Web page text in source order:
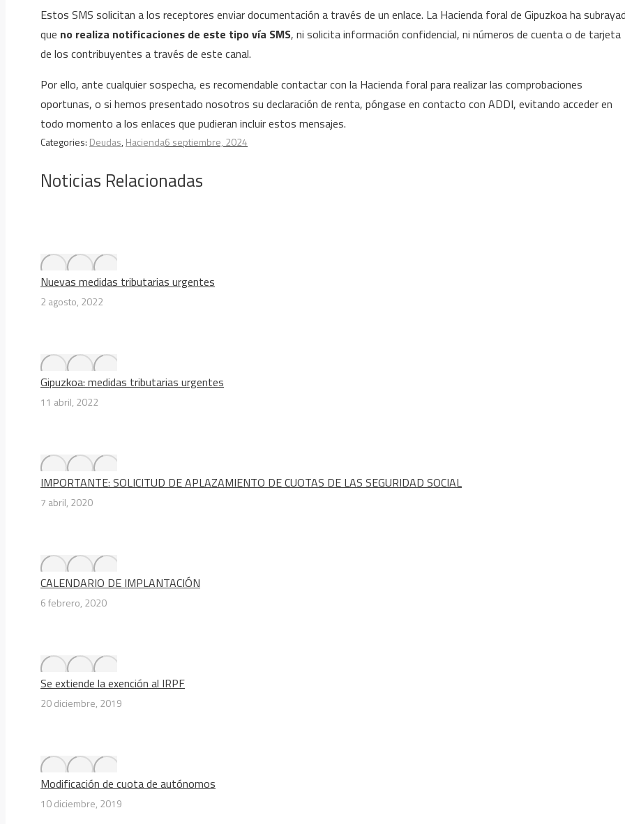
Estos SMS solicitan a los receptores enviar documentación a través de un enlace. La Hacienda foral de Gipuzkoa ha
que no realiza notificaciones de este tipo vía SMS, ni solicita información confidencial, ni números de cuenta o de tarjeta
de los contribuyentes a través de este canal.
Por ello, ante cualquier sospecha, es recomendable contactar con la Hacienda foral para realizar las comprobaciones
oportunas, o si hemos presentado nosotros su declaración de renta, póngase en contacto con ADDI, evitando acceder en
todo momento a los enlaces que pudieran incluir estos mensajes.
Categories: Deudas,Hacienda6 septiembre, 2024
Noticias Relacionadas
Nuevas medidas tributarias urgentes
2 agosto, 2022
Gipuzkoa: medidas tributarias urgentes
11 abril, 2022
IMPORTANTE: SOLICITUD DE APLAZAMIENTO DE CUOTAS DE LAS SEGURIDAD SOCIAL
7 abril, 2020
CALENDARIO DE IMPLANTACIÓN
6 febrero, 2020
Se extiende la exención al IRPF
20 diciembre, 2019
Modificación de cuota de autónomos
10 diciembre, 2019